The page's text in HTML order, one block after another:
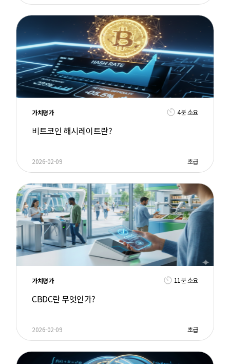
가치평가 4분 소요
비트코인 해시레이트란?
2026-02-09 초급
가치평가 11분 소요
CBDC란 무엇인가?
2026-02-09 초급